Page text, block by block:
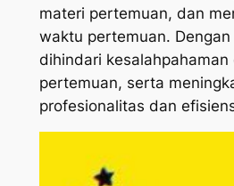
materi pertemuan, dan
waktu pertemuan.
dihindari kesalahpahaman
pertemuan, serta
profesionalitas dan